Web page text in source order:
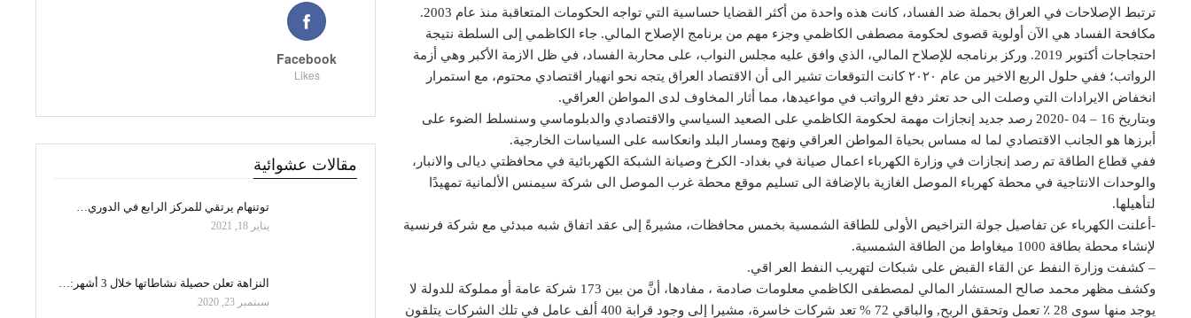
ترتبط الإصلاحات في العراق بحملة ضد الفساد، كانت هذه واحدة من أكثر القضايا حساسية التي تواجه الحكومات المتعاقبة منذ عام 2003.
مكافحة الفساد هي الآن أولوية قصوى لحكومة مصطفى الكاظمي وجزء مهم من برنامج الإصلاح المالي. جاء الكاظمي إلى السلطة نتيجة
احتجاجات أكتوبر 2019. وركز برنامجه للإصلاح المالي، الذي وافق عليه مجلس النواب، على محاربة الفساد، في ظل الازمة الأكبر وهي أزمة
الرواتب؛ ففي حلول الربع الاخير من عام ٢٠٢٠ كانت التوقعات تشير الى أن الاقتصاد العراق يتجه نحو انهيار اقتصادي محتوم، مع استمرار
انخفاض الايرادات التي وصلت الى حد تعثر دفع الرواتب في مواعيدها، مما أثار المخاوف لدى المواطن العراقي.
وبتاريخ 16 – 04 -2020 رصد جديد إنجازات مهمة لحكومة الكاظمي على الصعيد السياسي والاقتصادي والدبلوماسي وسنسلط الضوء على
أبرزها هو الجانب الاقتصادي لما له مساس بحياة المواطن العراقي ونهج ومسار البلد وانعكاسه على السياسات الخارجية.
ففي قطاع الطاقة تم رصد إنجازات في وزارة الكهرباء اعمال صيانة في بغداد- الكرخ وصيانة الشبكة الكهربائية في محافظتي ديالى والانبار،
والوحدات الانتاجية في محطة كهرباء الموصل الغازية بالإضافة الى تسليم موقع محطة غرب الموصل الى شركة سيمنس الألمانية تمهيدًا
لتأهيلها.
-أعلنت الكهرباء عن تفاصيل جولة التراخيص الأولى للطاقة الشمسية بخمس محافظات، مشيرةً إلى عقد اتفاق شبه مبدئي مع شركة فرنسية
لإنشاء محطة بطاقة 1000 ميغاواط من الطاقة الشمسية.
– كشفت وزارة النفط عن القاء القبض على شبكات لتهريب النفط العر اقي.
وكشف مظهر محمد صالح المستشار المالي لمصطفى الكاظمي معلومات صادمة ، مفادها، أنَّ من بين 173 شركة عامة أو مملوكة للدولة لا
يوجد منها سوى 28 ٪ تعمل وتحقق الربح, والباقي 72 % تعد شركات خاسرة، مشيرا إلى وجود قرابة 400 ألف عامل في تلك الشركات يتلقون
Facebook
Likes
مقالات عشوائية
توتنهام يرتقي للمركز الرابع في الدوري…
يناير 18, 2021
النزاهة تعلن حصيلة نشاطاتها خلال 3 أشهر:…
سبتمبر 23, 2020